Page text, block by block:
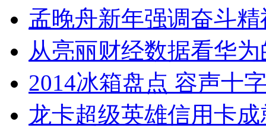
孟晚舟新年强调奋斗
从亮丽财经数据看华
2014冰箱盘点 容声十
龙卡超级英雄信用卡